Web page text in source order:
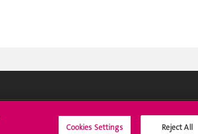
Cookies Settings Reject All